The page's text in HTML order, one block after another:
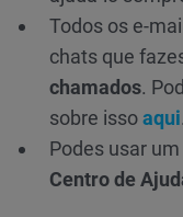
Todos os e-
chats que
chamados.
sobre issoaqui.
Podes usar
Centro de